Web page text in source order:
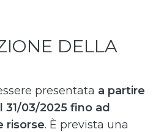
DELLA
presentata a partire
31/03/2025 fino ad
risorse. È prevista una